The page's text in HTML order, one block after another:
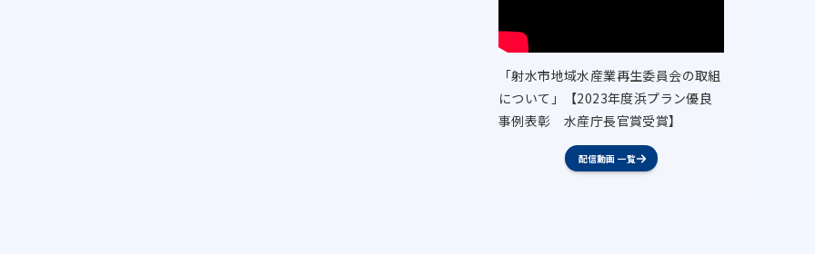
「射水市地域水産業再生委員会の取組
について」【2023年度浜プラン優良
事例表彰 水産庁長官賞受賞】
配信動画 一覧